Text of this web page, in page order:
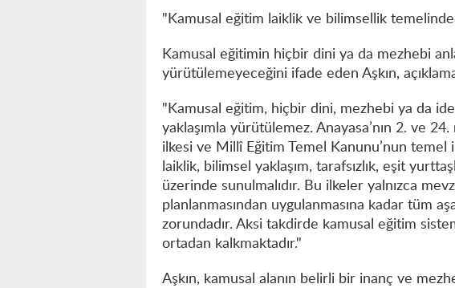
"Kamusal eğitim laiklik ve bilimsellik
Kamusal eğitimin hiçbir dini ya da mezhebi
yürütülemeyeceğini ifade eden Aşkın,
"Kamusal eğitim, hiçbir dini, mezhebi ya da
yaklaşımla yürütülemez. Anayasa’nın 2. ve
ilkesi ve Millî Eğitim Temel Kanunu’nun
laiklik, bilimsel yaklaşım, tarafsızlık, eşit
üzerinde sunulmalıdır. Bu ilkeler yalnızca
planlanmasından uygulanmasına kadar tüm
zorundadır. Aksi takdirde kamusal eğitim
ortadan kalkmaktadır."
Aşkın, kamusal alanın belirli bir inanç ve